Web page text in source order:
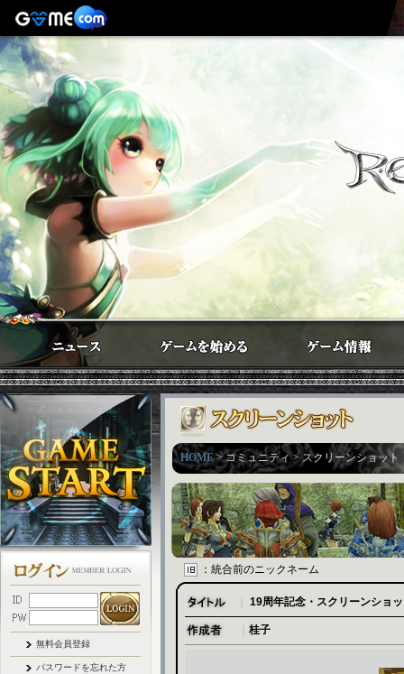
無料会員登録
パスワードを忘れた方
HOME> コミュニティ > スクリーンショット
：統合前のニックネーム
19周年記念・スクリーンショ
桂子